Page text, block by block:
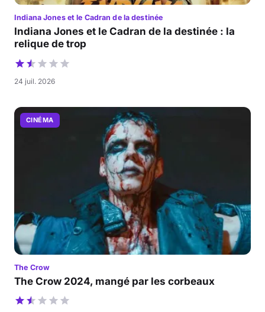
Indiana Jones et le Cadran de la destinée
Indiana Jones et le Cadran de la destinée : la
relique de trop
24 juil. 2026
CINÉMA
The Crow
The Crow 2024, mangé par les corbeaux